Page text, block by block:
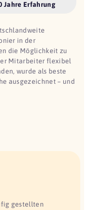
Jahre Erfahrung
in der
die Möglichkeit zu
Mitarbeiter flexibel
wurde als beste
ausgezeichnet – und
gestellten